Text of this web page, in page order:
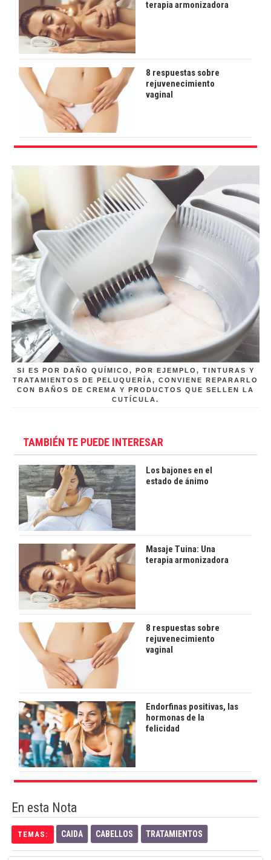
terapia armonizadora
8 respuestas sobre
rejuvenecimiento
vaginal
SI ES POR DAÑO QUÍMICO, POR EJEMPLO, TINTURAS Y
TRATAMIENTOS DE PELUQUERÍA, CONVIENE REPARARLO
CON BAÑOS DE CREMA Y PRODUCTOS QUE SELLEN LA
CUTÍCULA.
TAMBIÉN TE PUEDE INTERESAR
Los bajones en el
estado de ánimo
Masaje Tuina: Una
terapia armonizadora
8 respuestas sobre
rejuvenecimiento
vaginal
Endorfinas positivas, las
hormonas de la
felicidad
En esta Nota
TEMAS: CAIDA CABELLOS TRATAMIENTOS